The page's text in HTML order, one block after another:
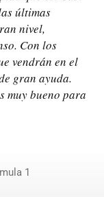
últimas
nivel,
Con los
vendrán en el
gran ayuda.
muy bueno para
1